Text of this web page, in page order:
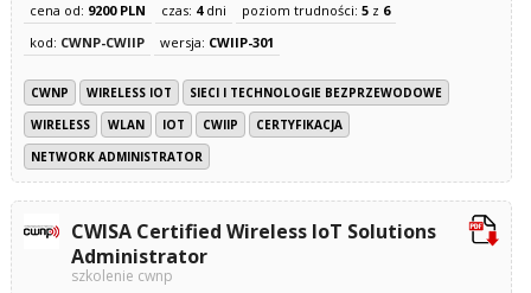
cena od: 9200 PLN czas: 4dni poziom trudności: 5z 6
kod: CWNP-CWIIP wersja: CWIIP-301
CWNP WIRELESS IOT
SIECI I TECHNOLOGIE BEZPRZEWODOWE
WIRELESS
WLAN IOT CWIIP
CERTYFIKACJA
NETWORK ADMINISTRATOR
CWISA Certified Wireless IoT Solutions
Administrator
szkolenie cwnp